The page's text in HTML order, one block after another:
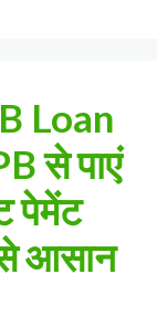
Loan
से पाएं
पेमेंट
आसान